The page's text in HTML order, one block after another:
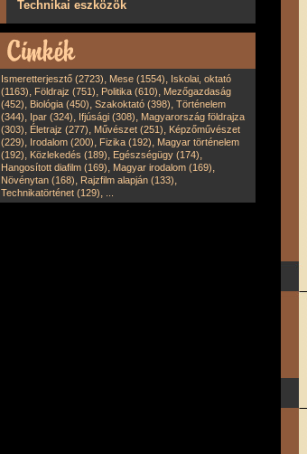
Technikai eszközök
Ismeretterjesztő (2723), Mese (1554), Iskolai, oktató
(1163), Földrajz (751), Politika (610), Mezőgazdaság
(452), Biológia (450), Szakoktató (398), Történelem
(344), Ipar (324), Ifjúsági (308), Magyarország földrajza
(303), Életrajz (277), Művészet (251), Képzőművészet
(229), Irodalom (200), Fizika (192), Magyar történelem
(192), Közlekedés (189), Egészségügy (174),
Hangosított diafilm (169), Magyar irodalom (169),
Növénytan (168), Rajzfilm alapján (133),
Technikatörténet (129),